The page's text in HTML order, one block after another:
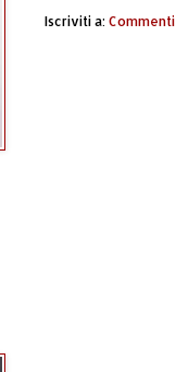
Iscriviti a: